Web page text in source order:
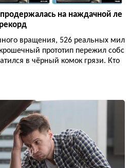
на наждачной ле
вращения, 526 реальных мил
прототип пережил собс
в чёрный комок грязи. Кто